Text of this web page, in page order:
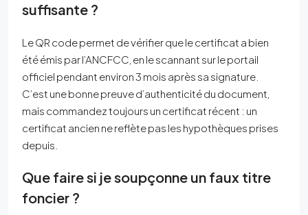
suffisante ?
Le QR code permet de vérifier que le certificat a bien
été émis par l’ANCFCC, en le scannant sur le portail
officiel pendant environ 3 mois après sa signature.
C’est une bonne preuve d’authenticité du document,
mais commandez toujours un certificat récent : un
certificat ancien ne reflète pas les hypothèques prises
depuis.
Que faire si je soupçonne un faux titre
foncier ?